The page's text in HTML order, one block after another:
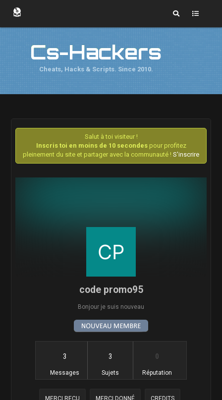
Cs-Hackers
Cheats, Hacks & Scripts. Since 2010.
Salut à toi visiteur !
Inscris toi en moins de 10 secondespour profitez
pleinement du site et partager avec la communauté ! S'inscrire
code promo95
Bonjour je suis nouveau
3
Messages
3
Sujets
0
Réputation
MERCI REÇU MERCI DONNÉ CREDITS